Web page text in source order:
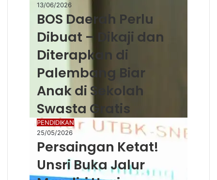
13/06/2026
BOS Daerah Perlu
Dibuat – Dikaji dan
Diterapkan di
Palembang Biar
Anak di Sekolah
Swasta Gratis
PENDIDIKAN
25/05/2026
Persaingan Ketat!
Unsri Buka Jalur